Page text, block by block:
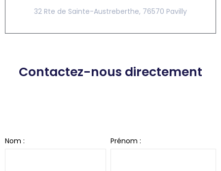
32 Rte de Sainte-Austreberthe, 76570 Pavilly
Contactez-nous directement
Nom : Prénom :